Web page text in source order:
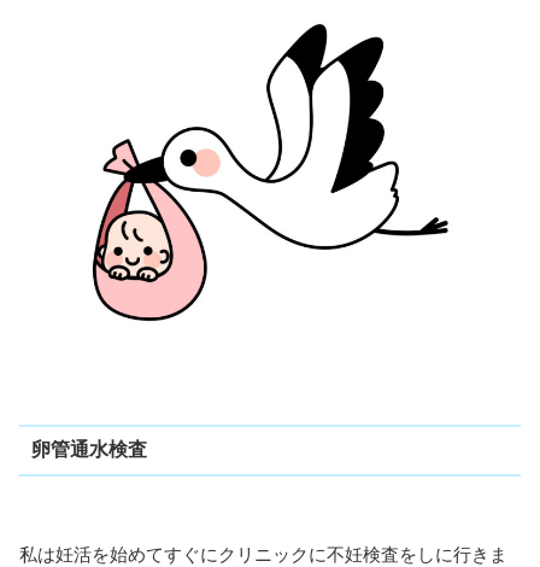
卵管通水検査
私は妊活を始めてすぐにクリニックに不妊検査をしに行きま